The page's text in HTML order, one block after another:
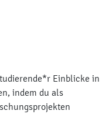
Einblicke in
indem du als